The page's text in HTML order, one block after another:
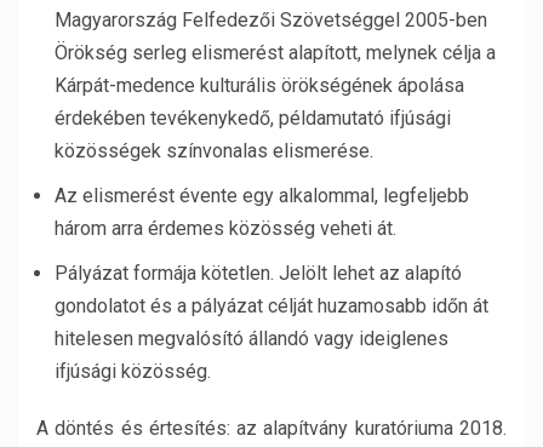
Magyarország Felfedezői Szövetséggel 2005-ben
Örökség serleg elismerést alapított, melynek célja a
Kárpát-medence kulturális örökségének ápolása
érdekében tevékenykedő, példamutató ifjúsági
közösségek színvonalas elismerése.
Az elismerést évente egy alkalommal, legfeljebb
három arra érdemes közösség veheti át.
Pályázat formája kötetlen. Jelölt lehet az alapító
gondolatot és a pályázat célját huzamosabb időn át
hitelesen megvalósító állandó vagy ideiglenes
ifjúsági közösség.
A döntés és értesítés: az alapítvány kuratóriuma 2018.